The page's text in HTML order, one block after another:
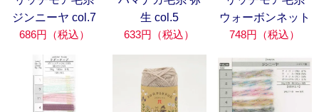
ジンニーヤ col.7
686円（税込）
生 col.5
633円（税込）
ウォーボンネット
748円（税込）